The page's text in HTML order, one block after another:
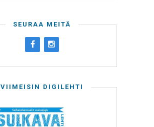
SEURAA MEITÄ
VIIMEISIN DIGILEHTI